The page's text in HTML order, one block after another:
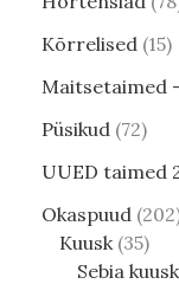
Kõrrelised 15
Maitsetaimed
Püsikud 72
UUED taimed
Okaspuud 202
Kuusk 35
Sebia kuusk